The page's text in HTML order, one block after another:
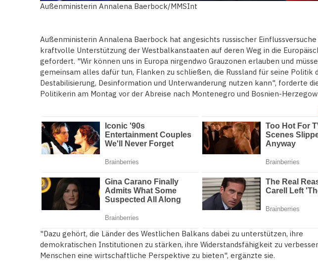
Außenministerin Annalena Baerbock/MMSInt
Außenministerin Annalena Baerbock hat angesichts russischer Einflussversuche
kraftvolle Unterstützung der Westbalkanstaaten auf deren Weg in die
gefordert. "Wir können uns in Europa nirgendwo Grauzonen erlauben und
gemeinsam alles dafür tun, Flanken zu schließen, die Russland für seine Politik
Destabilisierung, Desinformation und Unterwanderung nutzen kann", forderte
Politikerin am Montag vor der Abreise nach Montenegro und Bosnien-
"Dazu gehört, die Länder des Westlichen Balkans dabei zu unterstützen, ihre
demokratischen Institutionen zu stärken, ihre Widerstandsfähigkeit zu
Menschen eine wirtschaftliche Perspektive zu bieten", ergänzte sie.